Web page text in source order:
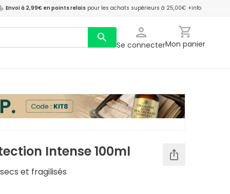
Envoi à 2,99€ en points relais pour les achats supérieurs à 25,00€ +info
Se connecterMon panier
Intense 100ml
et fragilisés